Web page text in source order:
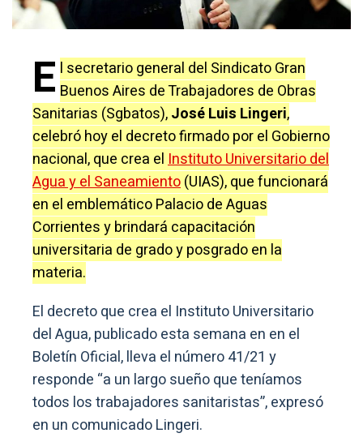
E l secretario general del Sindicato Gran
Buenos Aires de Trabajadores de Obras
Sanitarias (Sgbatos),José Luis Lingeri,
celebró hoy el decreto firmado por el Gobierno
nacional, que crea elInstituto Universitario del
Agua y el Saneamiento(UIAS), que funcionará
en el emblemático Palacio de Aguas
Corrientes y brindará capacitación
universitaria de grado y posgrado en la
materia.
El decreto que crea el Instituto Universitario
del Agua, publicado esta semana en en el
Boletín Oficial, lleva el número 41/21 y
responde “a un largo sueño que teníamos
todos los trabajadores sanitaristas”, expresó
en un comunicado Lingeri.